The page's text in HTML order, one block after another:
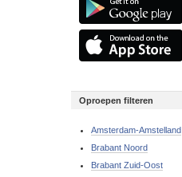
Oproepen filteren
Amsterdam-Amstelland
Brabant Noord
Brabant Zuid-Oost